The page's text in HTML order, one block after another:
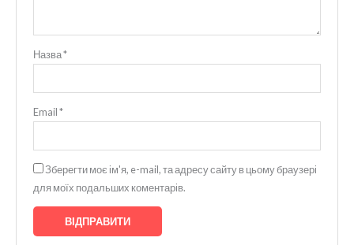
Назва*
Email*
Зберегти моє ім'я, e-mail, та адресу сайту в цьому браузері
для моїх подальших коментарів.